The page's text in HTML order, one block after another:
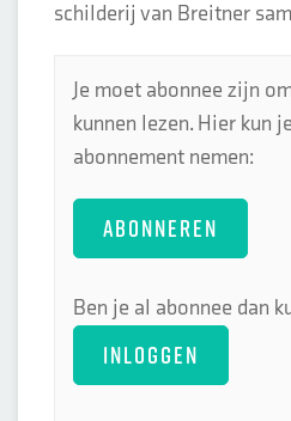
schilderij van Breitner
Je moet abonnee zijn
kunnen lezen. Hier kun
abonnement nemen:
ABONNEREN
Ben je al abonnee dan
INLOGGEN